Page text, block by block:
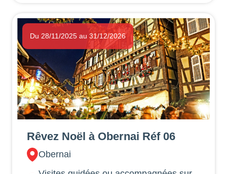
Du 28/11/2025 au 31/12/2026
Rêvez Noël à Obernai Réf 06
Obernai